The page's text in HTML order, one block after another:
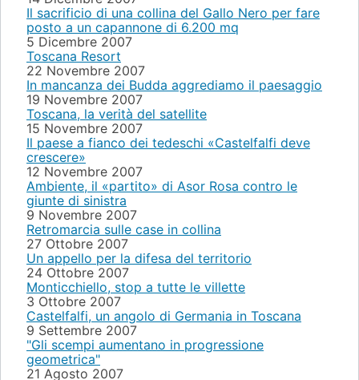
Il sacrificio di una collina del Gallo Nero per fare
posto a un capannone di 6.200 mq
5 Dicembre 2007
Toscana Resort
22 Novembre 2007
In mancanza dei Budda aggrediamo il paesaggio
19 Novembre 2007
Toscana, la verità del satellite
15 Novembre 2007
Il paese a fianco dei tedeschi «Castelfalfi deve
crescere»
12 Novembre 2007
Ambiente, il «partito» di Asor Rosa contro le
giunte di sinistra
9 Novembre 2007
Retromarcia sulle case in collina
27 Ottobre 2007
Un appello per la difesa del territorio
24 Ottobre 2007
Monticchiello, stop a tutte le villette
3 Ottobre 2007
Castelfalfi, un angolo di Germania in Toscana
9 Settembre 2007
"Gli scempi aumentano in progressione
geometrica"
21 Agosto 2007